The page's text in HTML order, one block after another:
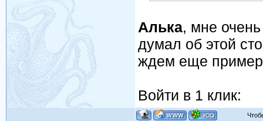
Алька, мне
думал об этой
ждем еще
Войти в 1 клик: